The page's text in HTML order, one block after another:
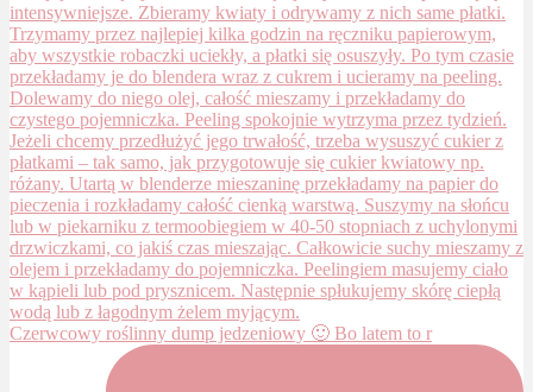
Czerwcowy roślinny dump jedzeniowy 🙂 Bo latem to r